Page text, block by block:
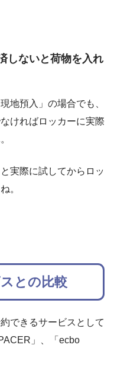
しないと荷物を入れ
地預入」の場合でも、
ければロッカーに実際
実際に試してからロッ
。
との比較
できるサービスとして
」、「ecbo